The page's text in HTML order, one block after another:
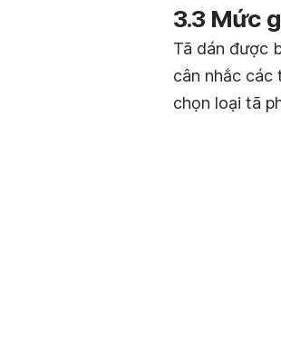
3.3 Mức
Tã dán được
cân nhắc các
chọn loại tã